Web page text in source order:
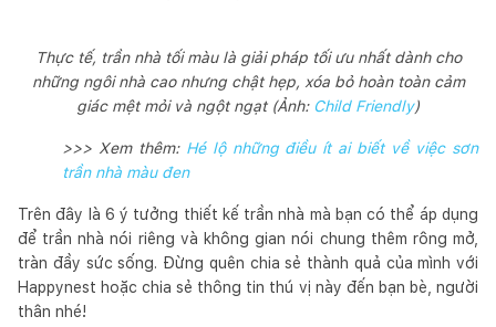
Thực tế, trần nhà tối màu là giải pháp tối ưu nhất dành cho
những ngôi nhà cao nhưng chật hẹp, xóa bỏ hoàn toàn cảm
giác mệt mỏi và ngột ngạt (Ảnh: Child Friendly)
>>> Xem thêm: Hé lộ những điều ít ai biết về việc sơn
trần nhà màu đen
Trên đây là 6 ý tưởng thiết kế trần nhà mà bạn có thể áp dụng
để trần nhà nói riêng và không gian nói chung thêm rông mở,
tràn đầy sức sống. Đừng quên chia sẻ thành quả của mình với
Happynest hoặc chia sẻ thông tin thú vị này đến bạn bè, người
thân nhé!